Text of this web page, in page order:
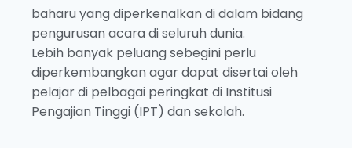
baharu yang diperkenalkan di dalam bidang
pengurusan acara di seluruh dunia.
Lebih banyak peluang sebegini perlu
diperkembangkan agar dapat disertai oleh
pelajar di pelbagai peringkat di Institusi
Pengajian Tinggi (IPT) dan sekolah.